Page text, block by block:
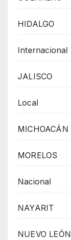
HIDALGO
Internacional
JALISCO
Local
MICHOACÁN
MORELOS
Nacional
NAYARIT
NUEVO LEÓN